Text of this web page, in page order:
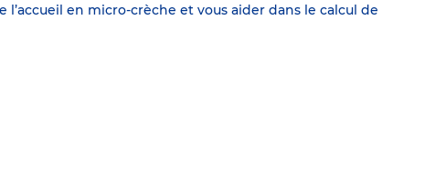
en micro-crèche et vous aider dans le calcul de